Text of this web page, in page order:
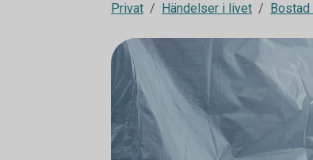
Privat Händelser i livet Bostad